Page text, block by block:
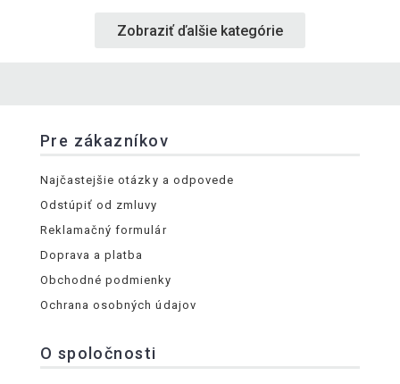
Zobraziť ďalšie kategórie
Pre zákazníkov
Najčastejšie otázky a odpovede
Odstúpiť od zmluvy
Reklamačný formulár
Doprava a platba
Obchodné podmienky
Ochrana osobných údajov
O spoločnosti